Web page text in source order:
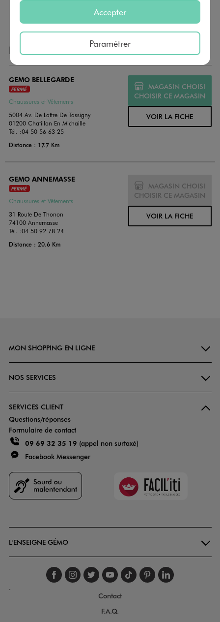
dans de jolies enveloppes pour toutes les occasions.
NOS AUTRES MAGASINS
GEMO BELLEGARDE
FERMÉ
Chaussures et Vêtements
5004 Av. De Lattre De Tassigny
01200 Chatillon En Michaille
Tél. :04 50 56 63 25
Distance : 17.7 Km
MAGASIN CHOISI
CHOISIR CE MAGASIN
VOIR LA FICHE
GEMO ANNEMASSE
FERMÉ
Chaussures et Vêtements
31 Route De Thonon
74100 Annemasse
Tél. :04 50 92 78 24
Distance : 20.6 Km
MAGASIN CHOISI
CHOISIR CE MAGASIN
VOIR LA FICHE
MON SHOPPING EN LIGNE
NOS SERVICES
SERVICES CLIENT
Questions/réponses
Formulaire de contact
09 69 32 35 19 (appel non surtaxé)
Facebook Messenger
Faciliti
L'ENSEIGNE GÉMO
Suivez-nous sur
Suivez-nous sur
Suivez-nous sur
Suivez-nous
Suivez-nous
Suivez-
.
Contact
F.A.Q.
Accepter
Paramétrer